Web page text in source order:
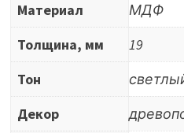
Материал
МДФ
Толщина, мм
19
Тон
Декор